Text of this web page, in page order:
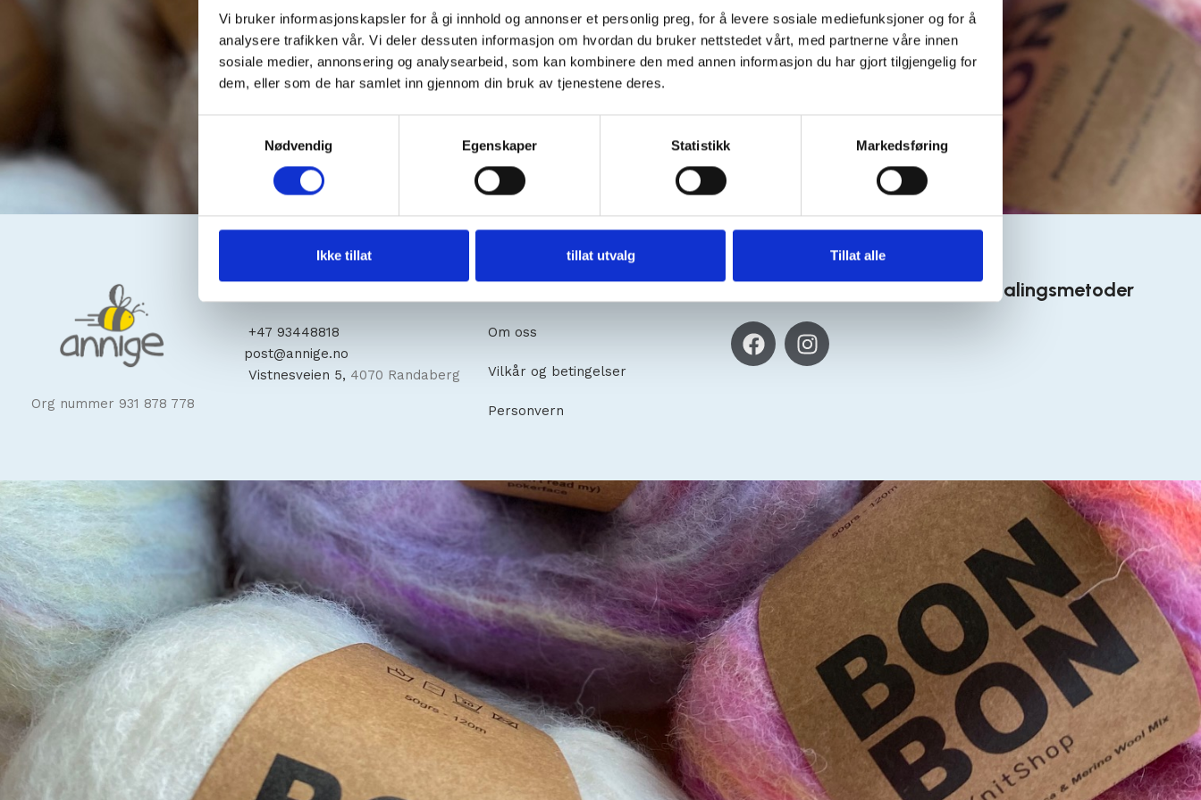
Vi bruker informasjonskapsler for å gi innhold og annonser et personlig preg, for å levere sosiale mediefunksjoner og for å
analysere trafikken vår. Vi deler dessuten informasjon om hvordan du bruker nettstedet vårt, med partnerne våre innen
sosiale medier, annonsering og analysearbeid, som kan kombinere den med annen informasjon du har gjort tilgjengelig for
dem, eller som de har samlet inn gjennom din bruk av tjenestene deres.
Nødvendig
Egenskaper Statistikk Markedsføring
Ikke tillat tillat utvalg Tillat alle
Org nummer 931 878 778
Kontakt oss
+47 93448818
post@annige.no
Vistnesveien 5, 4070 Randaberg
Kundeservice
Om oss
Vilkår og betingelser
Personvern
Sosiale medier Betalingsmetoder
Built byAmendo Group AS 2023.
English
Norsk bokmål